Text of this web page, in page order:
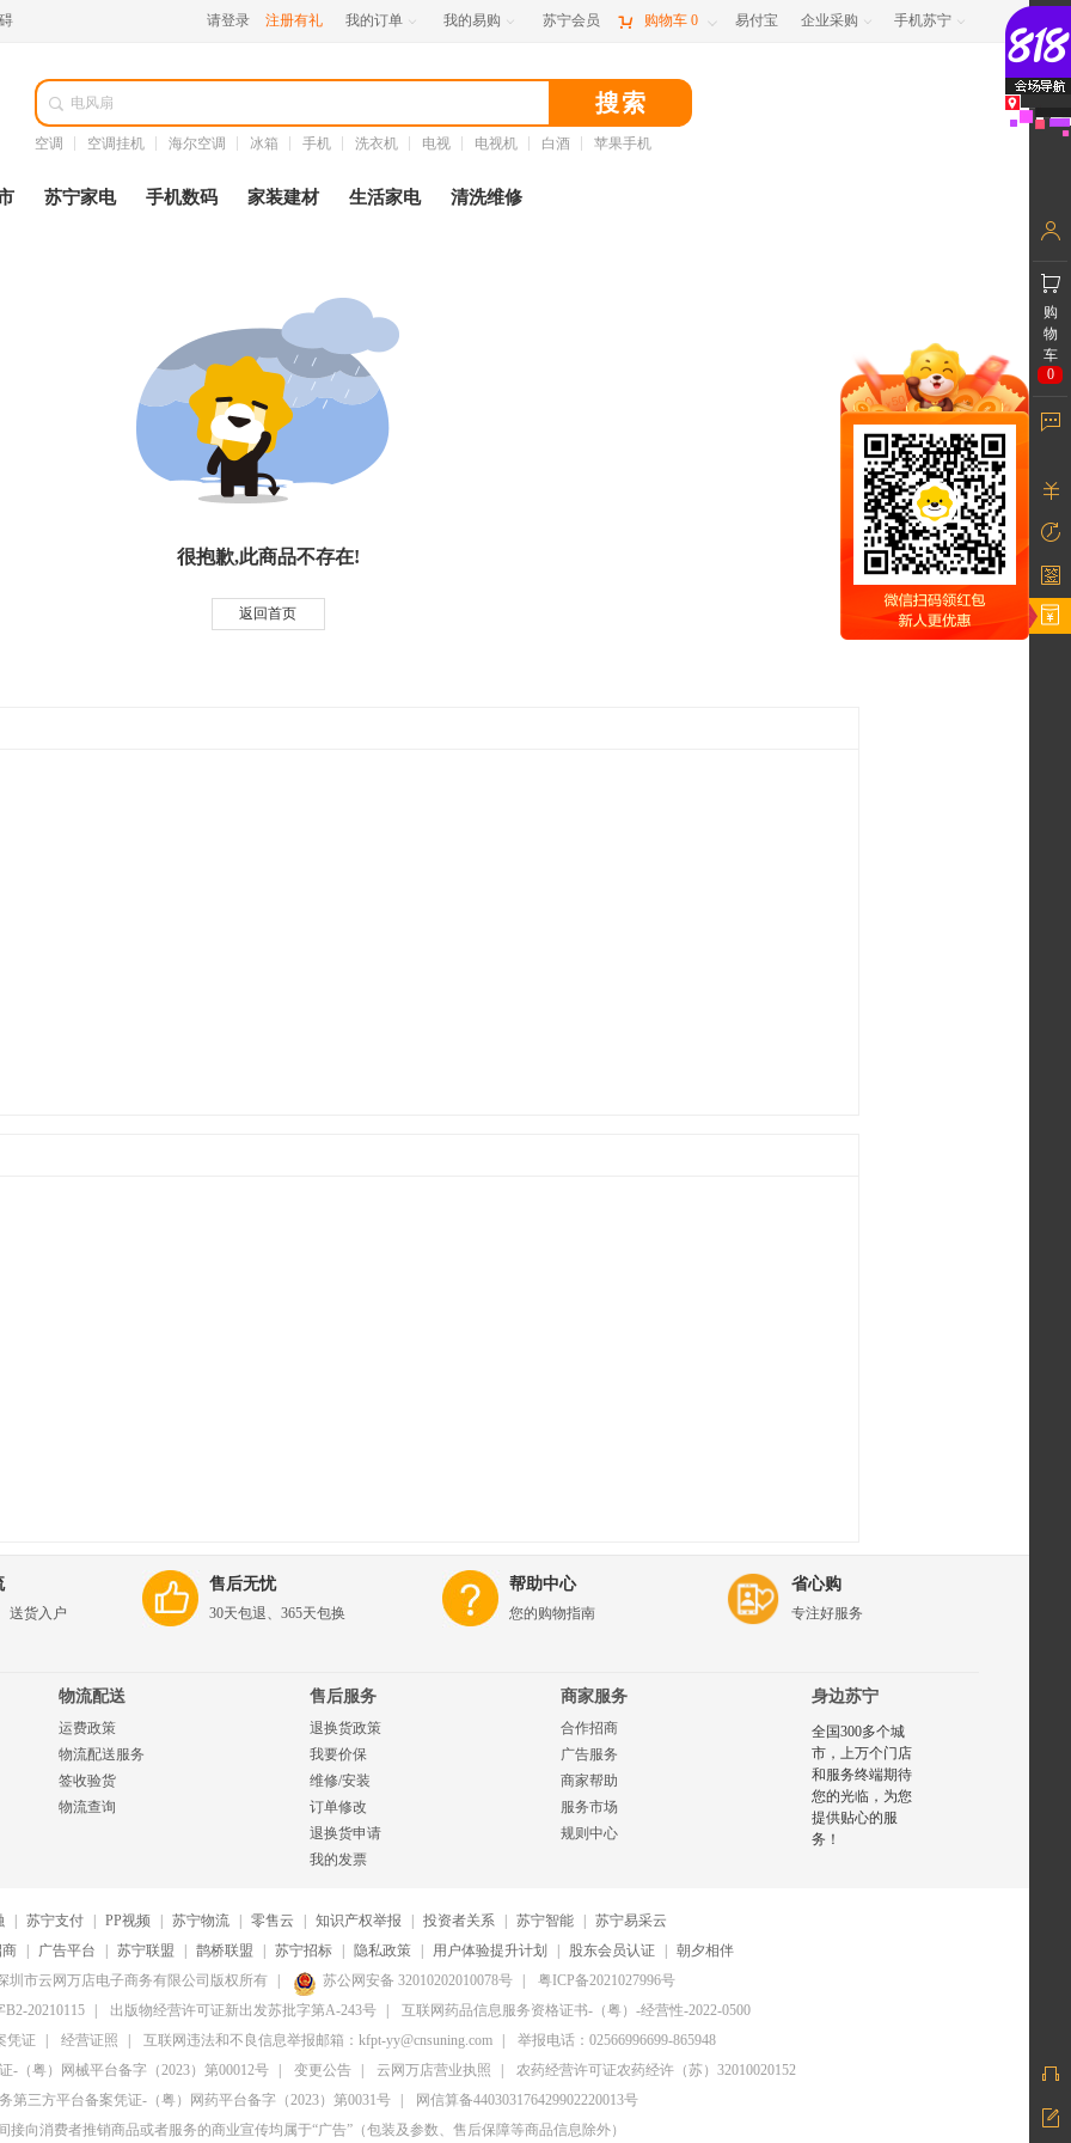
请登录 注册有礼 我的订单  我的易购  苏宁会员  购物车 0  易付宝 企业采购  手机苏宁 

空调 空调挂机 海尔空调 冰箱 手机 洗衣机 电视 电视机 白酒 苹果手机
苏宁家电 手机数码 家装建材 生活家电 清洗维修
很抱歉,此商品不存在!
返回首页
送货入户
售后无忧
30天包退、365天包换
帮助中心
您的购物指南
省心购
专注好服务
物流配送
运费政策
物流配送服务
签收验货
物流查询
售后服务
退换货政策
我要价保
维修/安装
订单修改
退换货申请
我的发票
商家服务
合作招商
广告服务
商家帮助
服务市场
规则中心
身边苏宁
全国300多个城
市，上万个门店
和服务终端期待
您的光临，为您
提供贴心的服
务！
苏宁支付 PP视频 苏宁物流 零售云 知识产权举报 投资者关系 苏宁智能
苏宁易采云
广告平台 苏宁联盟 鹊桥联盟 苏宁招标 隐私政策 用户体验提升计划 股东会员认证
朝夕相伴
圳市云网万店电子商务有限公司版权所有
苏公网安备 32010202010078号
粤ICP备2021027996号
20210115
出版物经营许可证新出发苏批字第A-243号
互联网药品信息服务资格证书-（粤）-经营性-2022-0500
凭证
经营证照 互联网违法和不良信息举报邮箱：kfpt-yy@cnsuning.com
举报电话：02566996699-865948
-（粤）网械平台备字（2023）第00012号
变更公告 云网万店营业执照
农药经营许可证农药经许（苏）32010020152
第三方平台备案凭证-（粤）网药平台备字（2023）第0031号
网信算备440303176429902220013号
接向消费者推销商品或者服务的商业宣传均属于“广告”（包装及参数、售后保障等商品信息除外）
购
物
车
0